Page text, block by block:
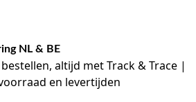
NL & BE
altijd met Track & Trace |
en levertijden